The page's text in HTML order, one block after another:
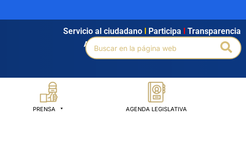
Agendamiento Intranet Búsqueda avanzada
Servicio al ciudadano Participa Transparencia
Buscar
por:
PRENSA AGENDA LEGISLATIVA